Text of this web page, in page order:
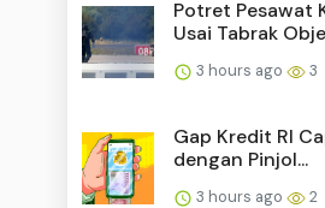
Potret Pesawat
Usai Tabrak
3 hours ago 3
Gap Kredit RI
dengan Pinjol...
3 hours ago 2